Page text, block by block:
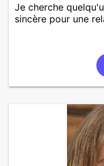
Je cherche
sincère pour une